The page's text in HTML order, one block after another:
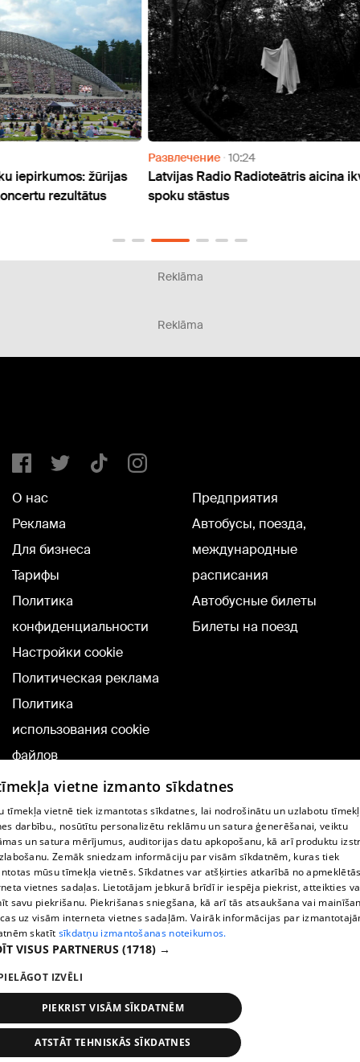
Latvijas Radio Radioteātris aicina ikvienu iesūtīt
spoku stāstus
Reklāma
Reklāma
О нас
Реклама
Для бизнеса
Тарифы
Политика
конфиденциальности
Настройки cookie
Политическая реклама
Политика
использования cookie
файлов
Добавление
комментариев
Предприятия
Автобусы, поезда,
международные
расписания
Автобусные билеты
Билеты на поезд
TВ-программа
Условия договора
360 Ziņu kontakti
Helio Media
Служба помощи портала: э-почта -
All rights reserved.
Новости Искать 1188 play Транспорт
vietne izmanto sīkdatnes
tīmekļa vietnē tiek izmantotas sīkdatnes, lai nodrošinātu un uzlabotu
darbību., nosūtītu personalizētu reklāmu un satura ģenerēšanai, veiktu
un satura mērījumus, auditorijas datu apkopošanu, kā arī produktu
Zemāk sniedzam informāciju par visām sīkdatnēm, kuras tiek
mūsu tīmekļa vietnēs. Sīkdatnes var atšķirties atkarībā no
vietnes sadaļas. Lietotājam jebkurā brīdī ir iespēja piekrist, atteikties
savu piekrišanu. Piekrišanas sniegšana, kā arī tās atsaukšana vai
uz visām interneta vietnes sadaļām. Vairāk informācijas par
skatīt sīkdatņu izmantošanas noteikumos.
VISUS PARTNERUS (1718) →
IZVĒLI
PIEKRIST VISĀM SĪKDATNĒM
ATSTĀT TEHNISKĀS SĪKDATNES